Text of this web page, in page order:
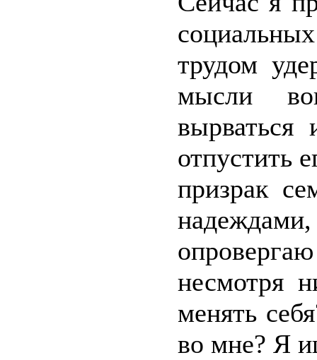
трудом
мысли
вырваться
отпустить
призрак
несмотря
менять
во мне? Я